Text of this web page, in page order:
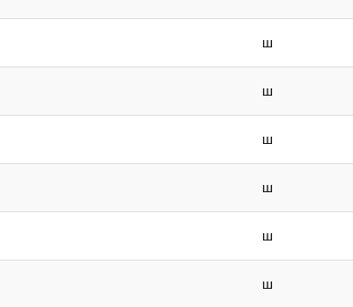
ш
ш
ш
ш
ш
ш